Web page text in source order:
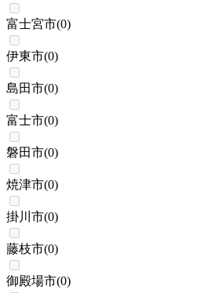
富士宮市(0)
伊東市(0)
島田市(0)
富士市(0)
磐田市(0)
焼津市(0)
掛川市(0)
藤枝市(0)
御殿場市(0)